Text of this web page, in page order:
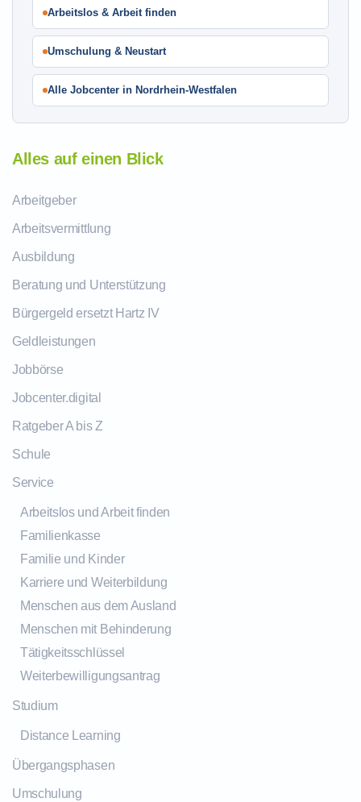
Arbeitslos & Arbeit finden
Umschulung & Neustart
Alle Jobcenter in Nordrhein-Westfalen
Alles auf einen Blick
Arbeitgeber
Arbeitsvermittlung
Ausbildung
Beratung und Unterstützung
Bürgergeld ersetzt Hartz IV
Geldleistungen
Jobbörse
Jobcenter.digital
Ratgeber A bis Z
Schule
Service
Arbeitslos und Arbeit finden
Familienkasse
Familie und Kinder
Karriere und Weiterbildung
Menschen aus dem Ausland
Menschen mit Behinderung
Tätigkeitsschlüssel
Weiterbewilligungsantrag
Studium
Distance Learning
Übergangsphasen
Umschulung